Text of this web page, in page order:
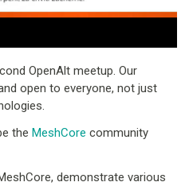
OpenAlt meetup. Our
open to everyone, not just
the MeshCore community
demonstrate various